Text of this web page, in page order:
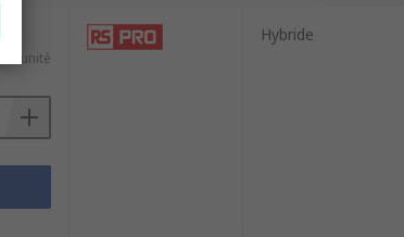
€/unité
Hybride